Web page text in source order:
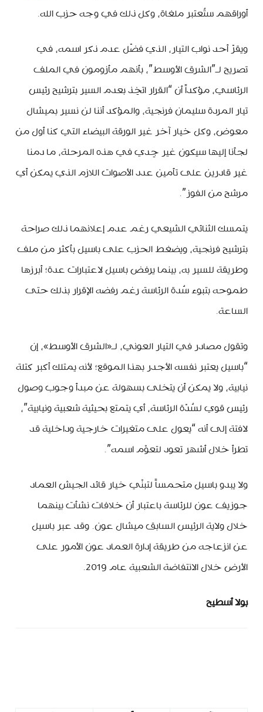
أوراقهم ستُعتبر ملغاة، وكل ذلك في وجه حزب الله.
ويقرّ أحد نواب التيار، الذي فضّل عدم ذكر اسمه، في
تصريح لـ”الشرق الأوسط”، بأنهم مأزومون في الملف
الرئاسي، مؤكداً أن “القرار اتخِذ بعدم السير بترشيح رئيس
تيار المردة سليمان فرنجية، والمؤكد أننا لن نسير بميشال
معوض، وكل خيار آخر غير الورقة البيضاء التي كنا أول من
لجأنا إليها سيكون غير جِدي في هذه المرحلة، ما دمنا
غير قادرين على تأمين عدد الأصوات اللازم الذي يمكن أي
مرشح من الفوز”.
يتمسك الثنائي الشيعي رغم عدم إعلانهما ذلك صراحة
بترشيح فرنجية، ويضغط الحزب على باسيل بأكثر من ملف
وطريقة للسير به، بينما يرفض باسيل لاعتبارات عدة؛ أبرزها
طموحه بتبوء سُدة الرئاسة رغم رفضه الإقرار بذلك حتى
الساعة.
وتقول مصادر في التيار العوني، لـ«الشرق الأوسط»، إن
“باسيل يعتبر نفسه الأجدر بهذا الموقع؛ لأنه يمتلك أكبر كتلة
نيابية، ولا يمكن أن يتخلى بسهولة عن مبدأ وجوب وصول
رئيس قوي لسُدّة الرئاسة، أي يتمتع بحيثية شعبية ونيابية”،
لافتة إلى أنه “يعول على متغيرات خارجية وداخلية قد
تطرأ خلال أشهر تعود لتعوّم اسمه”.
ولا يبدو باسيل متحمساً لتبنّي خيار قائد الجيش العماد
جوزيف عون للرئاسة باعتبار أن خلافات نشأت بينهما
خلال ولاية الرئيس السابق ميشال عون. وقد عبر باسيل
عن انزعاجه من طريقة إدارة العماد عون الأمور على
الأرض خلال الانتفاضة الشعبية عام 2019.
بولا أسطيح